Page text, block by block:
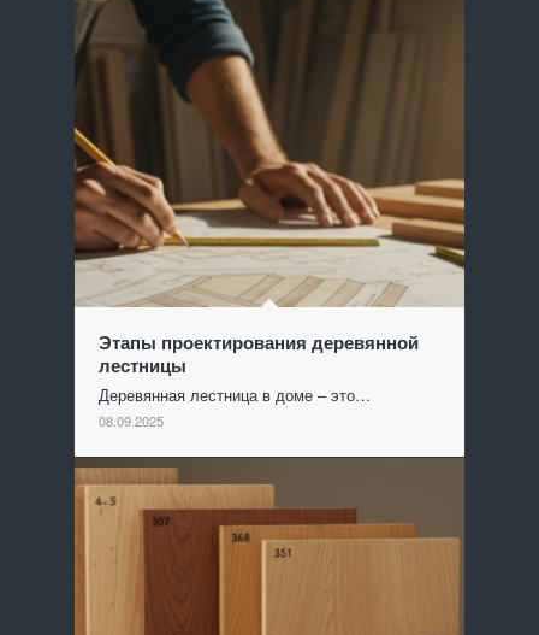
Этапы проектирования деревянной
лестницы
Деревянная лестница в доме – это…
08.09.2025